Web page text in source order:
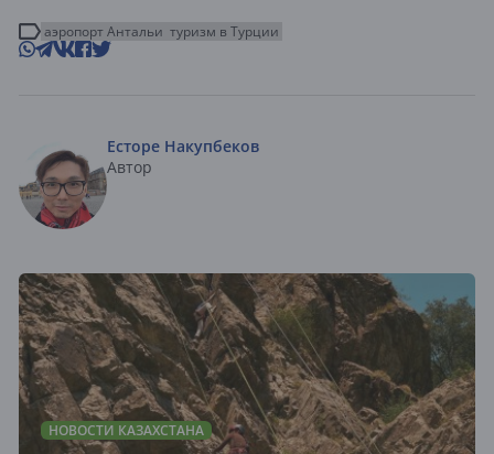
аэропорт Антальи туризм в Турции
Есторе Накупбеков
Автор
НОВОСТИ КАЗАХСТАНА